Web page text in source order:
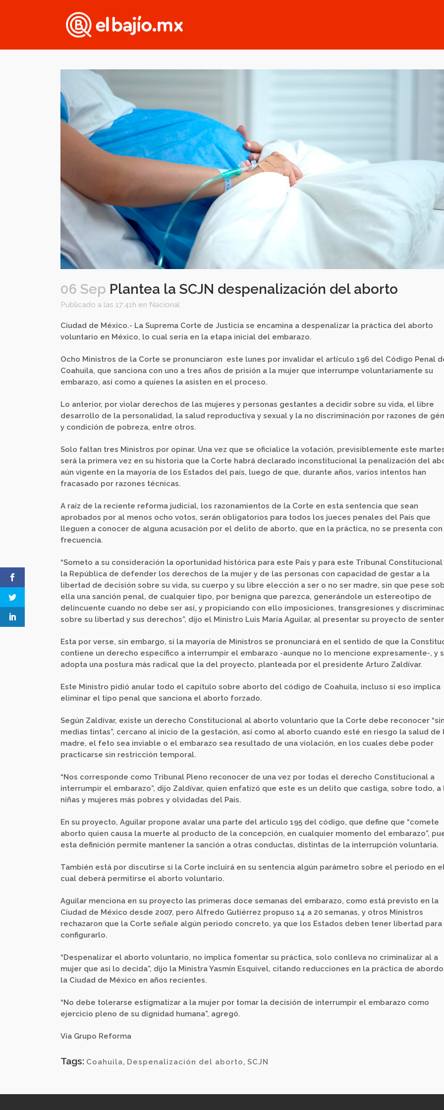
06 Sep Plantea la SCJN despenalización del aborto
Publicado a las 17:41h en Nacional
Ciudad de México.- La Suprema Corte de Justicia se encamina a despenalizar la práctica del aborto
voluntario en México, lo cual sería en la etapa inicial del embarazo.
Ocho Ministros de la Corte se pronunciaron este lunes por invalidar el artículo 196 del Código Penal
Coahuila, que sanciona con uno a tres años de prisión a la mujer que interrumpe voluntariamente su
embarazo, así como a quienes la asisten en el proceso.
Lo anterior, por violar derechos de las mujeres y personas gestantes a decidir sobre su vida, el libre
desarrollo de la personalidad, la salud reproductiva y sexual y la no discriminación por razones de
y condición de pobreza, entre otros.
Solo faltan tres Ministros por opinar. Una vez que se oficialice la votación, previsiblemente este
será la primera vez en su historia que la Corte habrá declarado inconstitucional la penalización del
aún vigente en la mayoría de los Estados del país, luego de que, durante años, varios intentos han
fracasado por razones técnicas.
A raíz de la reciente reforma judicial, los razonamientos de la Corte en esta sentencia que sean
aprobados por al menos ocho votos, serán obligatorios para todos los jueces penales del País que
lleguen a conocer de alguna acusación por el delito de aborto, que en la práctica, no se presenta con
frecuencia.
“Someto a su consideración la oportunidad histórica para este País y para este Tribunal Constitucional
la República de defender los derechos de la mujer y de las personas con capacidad de gestar a la
libertad de decisión sobre su vida, su cuerpo y su libre elección a ser o no ser madre, sin que pese
ella una sanción penal, de cualquier tipo, por benigna que parezca, generándole un estereotipo de
delincuente cuando no debe ser así, y propiciando con ello imposiciones, transgresiones y
sobre su libertad y sus derechos”, dijo el Ministro Luis María Aguilar, al presentar su proyecto de
Esta por verse, sin embargo, si la mayoría de Ministros se pronunciará en el sentido de que la
contiene un derecho específico a interrumpir el embarazo -aunque no lo mencione expresamente-, y
adopta una postura más radical que la del proyecto, planteada por el presidente Arturo Zaldívar.
Este Ministro pidió anular todo el capítulo sobre aborto del código de Coahuila, incluso si eso implica
eliminar el tipo penal que sanciona el aborto forzado.
Según Zaldívar, existe un derecho Constitucional al aborto voluntario que la Corte debe reconocer “sin
medias tintas”, cercano al inicio de la gestación, así como al aborto cuando esté en riesgo la salud de
madre, el feto sea inviable o el embarazo sea resultado de una violación, en los cuales debe poder
practicarse sin restricción temporal.
“Nos corresponde como Tribunal Pleno reconocer de una vez por todas el derecho Constitucional a
interrumpir el embarazo”, dijo Zaldívar, quien enfatizó que este es un delito que castiga, sobre todo, a
niñas y mujeres más pobres y olvidadas del País.
En su proyecto, Aguilar propone avalar una parte del articulo 195 del código, que define que “comete
aborto quien causa la muerte al producto de la concepción, en cualquier momento del embarazo”,
esta definición permite mantener la sanción a otras conductas, distintas de la interrupción voluntaria.
También está por discutirse si la Corte incluirá en su sentencia algún parámetro sobre el periodo en
cual deberá permitirse el aborto voluntario.
Aguilar menciona en su proyecto las primeras doce semanas del embarazo, como está previsto en la
Ciudad de México desde 2007, pero Alfredo Gutiérrez propuso 14 a 20 semanas, y otros Ministros
rechazaron que la Corte señale algún periodo concreto, ya que los Estados deben tener libertad para
configurarlo.
“Despenalizar el aborto voluntario, no implica fomentar su práctica, solo conlleva no criminalizar al a
mujer que así lo decida”, dijo la Ministra Yasmín Esquivel, citando reducciones en la práctica de
la Ciudad de México en años recientes.
“No debe tolerarse estigmatizar a la mujer por tomar la decisión de interrumpir el embarazo como
ejercicio pleno de su dignidad humana”, agregó.
Vía Grupo Reforma
Tags: Coahuila, Despenalización del aborto, SCJN